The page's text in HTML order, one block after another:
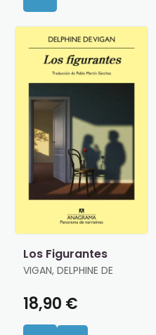
Los Figurantes
VIGAN, DELPHINE DE
18,90 €